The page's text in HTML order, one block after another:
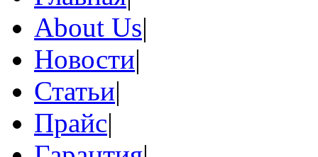
About Us|
Новости|
Статьи|
Прайс|